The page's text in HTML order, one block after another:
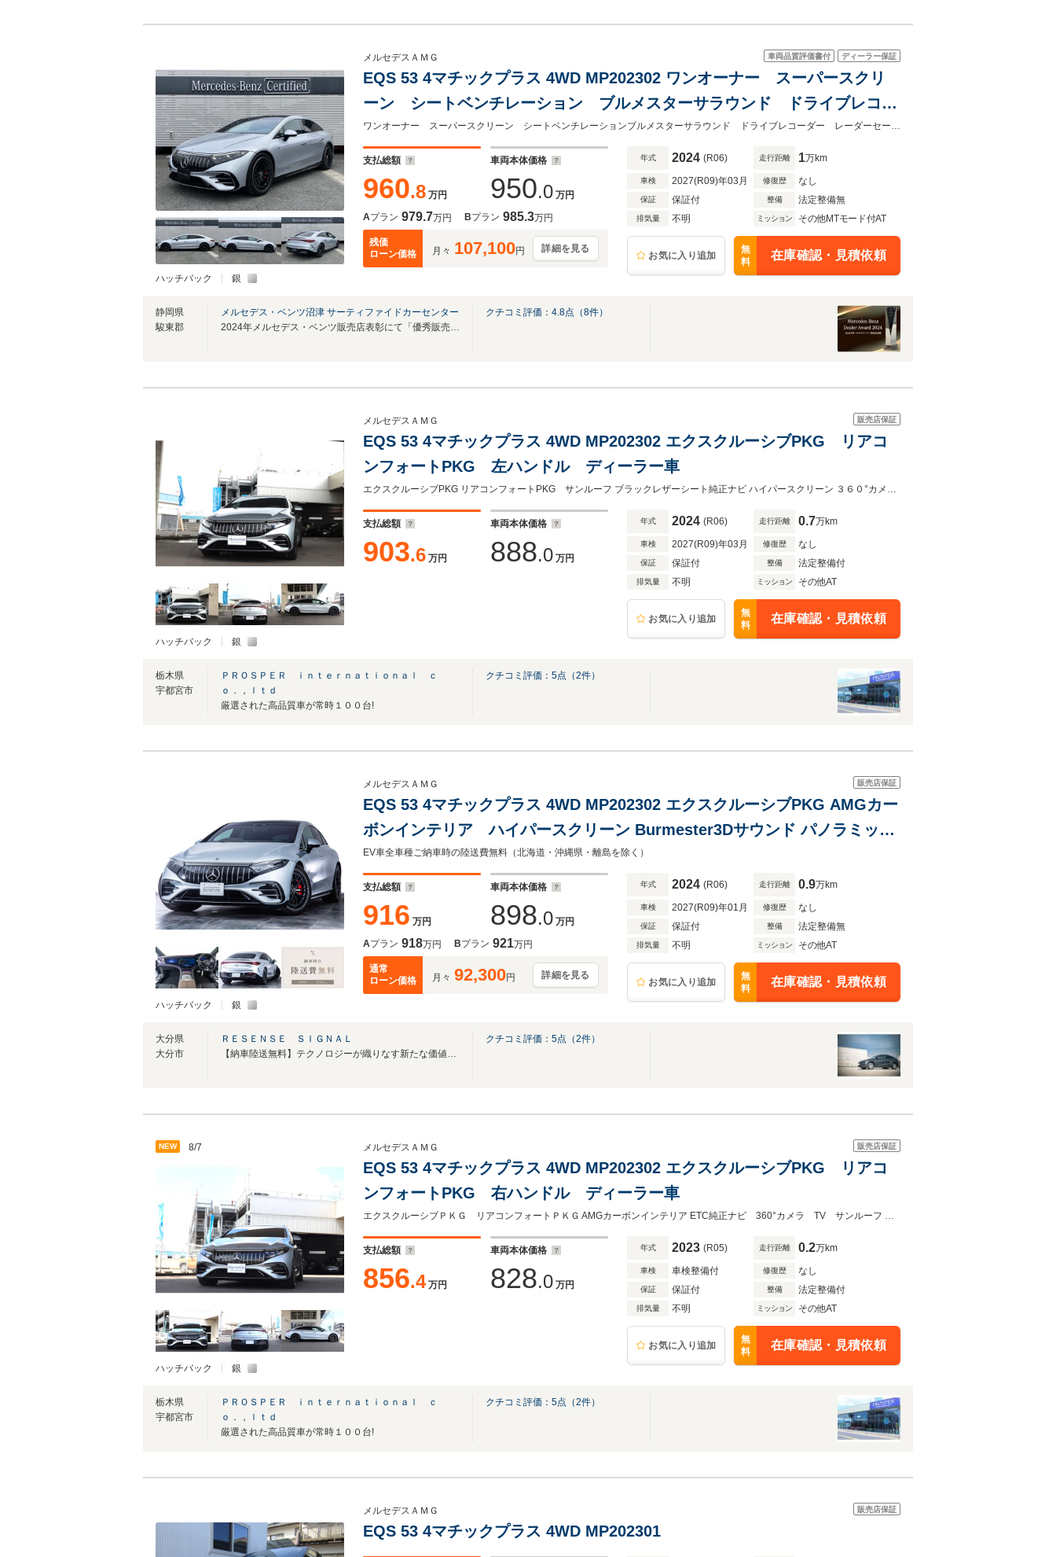
ハッチバック 銀
車両品質評価書付 ディーラー保証
メルセデスＡＭＧ
EQS 53 4マチックプラス 4WD MP202302 ワンオーナー スーパースクリ
ーン シートベンチレーション ブルメスターサラウンド ドライブレコー
ダー レーダーセーフティ 電動リアゲート
ワンオーナー スーパースクリーン シートベンチレーションブルメスターサラウンド ドライブレコーダー レーダーセーフティ 電動リアゲート
支払総額
960.8 万円
車両本体価格
950.0 万円
Aプラン 979.7万円 Bプラン 985.3万円
残価
ローン価格
月々 107,100円 詳細を見る
年式 2024 (R06) 走行距離 1万km
車検 2027(R09)年03月 修復歴 なし
保証 保証付 整備 法定整備無
排気量 不明 ミッション その他MTモード付AT
お気に入り追加
無
料
在庫確認・見積依頼
静岡県
駿東郡
メルセデス・ベンツ沼津 サーティファイドカーセンター
2024年メルセデス・ベンツ販売店表彰にて「優秀販売店賞」を受賞致しました
クチコミ評価： 4.8点（8件）
ハッチバック 銀
販売店保証
メルセデスＡＭＧ
EQS 53 4マチックプラス 4WD MP202302 エクスクルーシブPKG リアコ
ンフォートPKG 左ハンドル ディーラー車
エクスクルーシブPKG リアコンフォートPKG サンルーフ ブラックレザーシート純正ナビ ハイパースクリーン ３６０°カメラ ＴＶ シートヒーター＆クーラー ＨＵＤ 純正ＡＭＧ２１ＡＷ
支払総額
903.6 万円
車両本体価格
888.0 万円
年式 2024 (R06) 走行距離 0.7万km
車検 2027(R09)年03月 修復歴 なし
保証 保証付 整備 法定整備付
排気量 不明 ミッション その他AT
お気に入り追加
無
料
在庫確認・見積依頼
栃木県
宇都宮市
ＰＲＯＳＰＥＲ ｉｎｔｅｒｎａｔｉｏｎａｌ ｃ
ｏ．，ｌｔｄ
厳選された高品質車が常時１００台!
クチコミ評価： 5点（2件）
ハッチバック 銀
販売店保証
メルセデスＡＭＧ
EQS 53 4マチックプラス 4WD MP202302 エクスクルーシブPKG AMGカー
ボンインテリア ハイパースクリーン Burmester3Dサウンド パノラミック
スライディングルーフ SRSリアベルトバック フルセグTV
EV車全車種ご納車時の陸送費無料（北海道・沖縄県・離島を除く）
支払総額
916 万円
車両本体価格
898.0 万円
Aプラン 918万円 Bプラン 921万円
通常
ローン価格
月々 92,300円 詳細を見る
年式 2024 (R06) 走行距離 0.9万km
車検 2027(R09)年01月 修復歴 なし
保証 保証付 整備 法定整備無
排気量 不明 ミッション その他AT
お気に入り追加
無
料
在庫確認・見積依頼
大分県
大分市
ＲＥＳＥＮＳＥ ＳＩＧＮＡＬ
【納車陸送無料】テクノロジーが織りなす新たな価値観の提案
クチコミ評価： 5点（2件）
NEW 8/7
ハッチバック 銀
販売店保証
メルセデスＡＭＧ
EQS 53 4マチックプラス 4WD MP202302 エクスクルーシブPKG リアコ
ンフォートPKG 右ハンドル ディーラー車
エクスクルーシブＰＫＧ リアコンフォートＰＫＧ AMGカーボンインテリア ETC純正ナビ 360°カメラ TV サンルーフ 黒革 シートヒーター＆クーラー MBUXハイパースクリーン 純正21AW
支払総額
856.4 万円
車両本体価格
828.0 万円
年式 2023 (R05) 走行距離 0.2万km
車検 車検整備付 修復歴 なし
保証 保証付 整備 法定整備付
排気量 不明 ミッション その他AT
お気に入り追加
無
料
在庫確認・見積依頼
栃木県
宇都宮市
ＰＲＯＳＰＥＲ ｉｎｔｅｒｎａｔｉｏｎａｌ ｃ
ｏ．，ｌｔｄ
厳選された高品質車が常時１００台!
クチコミ評価： 5点（2件）
販売店保証
メルセデスＡＭＧ
EQS 53 4マチックプラス 4WD MP202301